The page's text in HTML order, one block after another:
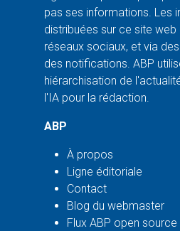
pas ses informations. Les
distribuées sur ce site web
réseaux sociaux, et via
des notifications. ABP
hiérarchisation de
l'IA pour la rédaction.
ABP
À propos
Ligne éditoriale
Contact
Blog du webmaster
Flux ABP open source